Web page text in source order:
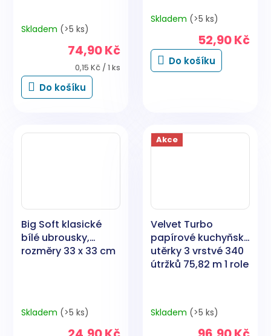
Skladem (>5 ks)
74,90 Kč
Měrná
cena:
0,15 Kč / 1 ks
Do košíku
Průměrné
je
5,0
Skladem (>5 ks)
52,90 Kč
Do košíku
Big Soft klasické
bílé ubrousky,
rozměry 33 x 33 cm
Skladem (>5 ks)
Akce
Velvet Turbo
papírové kuchyňské
utěrky 3 vrstvé 340
útržků 75,82 m 1 role
Skladem (>5 ks)